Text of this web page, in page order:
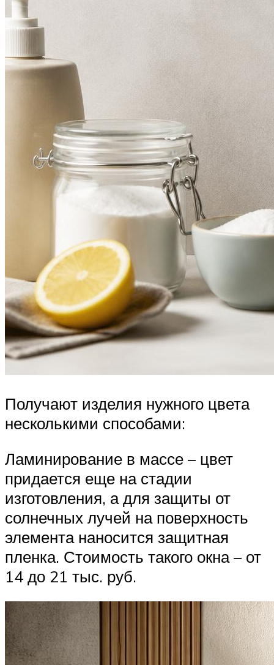
Получают изделия нужного цвета
несколькими способами:
Ламинирование в массе – цвет
придается еще на стадии
изготовления, а для защиты от
солнечных лучей на поверхность
элемента наносится защитная
пленка. Стоимость такого окна – от
14 до 21 тыс. руб.